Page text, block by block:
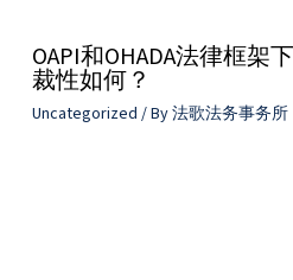
OAPI和OHADA法律框架
裁性如何？
Uncategorized / By法歌法务事务所